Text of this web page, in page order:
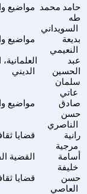
مواضيع حامد محمد
طه
السويداني
مواضيع
بديعة
النعيمي
الديني
عبد
الحسين
سلمان
عاتي
مواضيع
صادق
حسن
الناصري
قضايا
رانية
مرجية
القضية
أسامة
خليفة
قضايا
حسن
العاصي